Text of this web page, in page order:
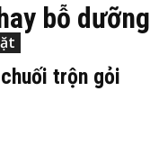
bỗ dưỡng
trộn gỏi